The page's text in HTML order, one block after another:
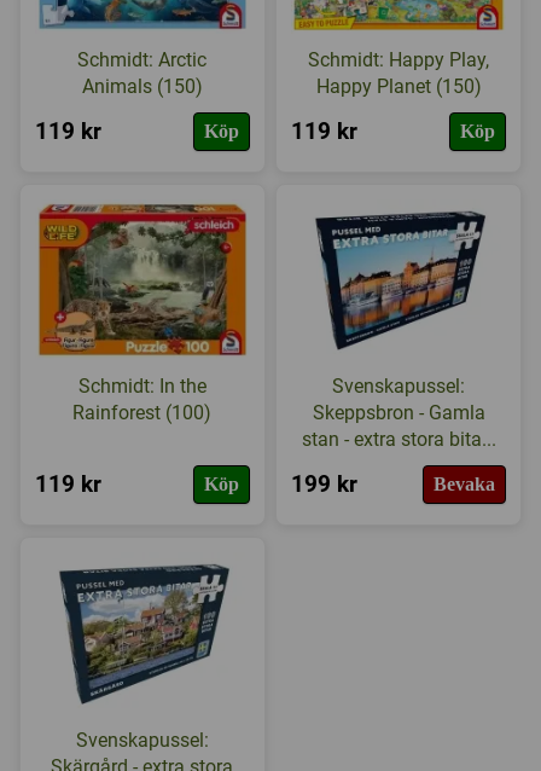
Schmidt: Arctic
Animals (150)
119 kr Köp
Schmidt: Happy Play,
Happy Planet (150)
119 kr Köp
Schmidt: In the
Rainforest (100)
119 kr Köp
Svenskapussel:
Skeppsbron - Gamla
stan - extra stora bita...
199 kr Bevaka
Svenskapussel:
Skärgård - extra stora